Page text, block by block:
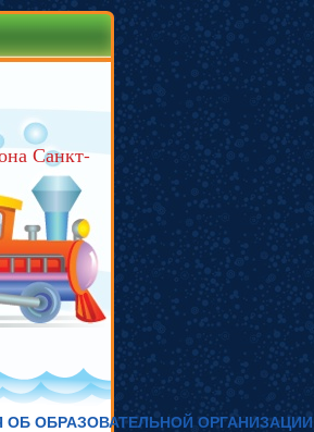
Санкт-
ОБ ОБРАЗОВАТЕЛЬНОЙ ОРГАНИЗАЦИИ